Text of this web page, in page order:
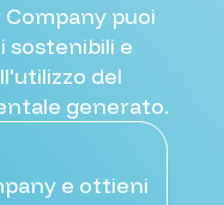
puoi
e
del
generato.
e ottieni